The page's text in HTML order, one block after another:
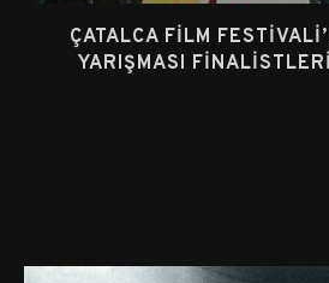
ÇATALCA FILM
YARIŞMASI